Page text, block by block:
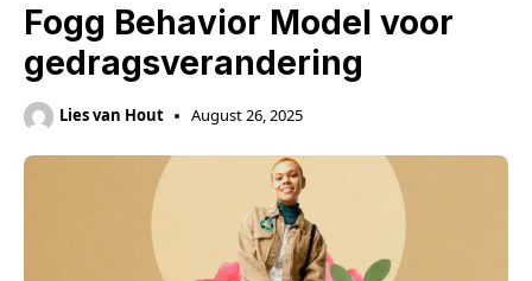
Fogg Behavior Model voor
gedragsverandering
Lies van Hout August 26, 2025